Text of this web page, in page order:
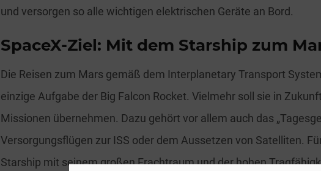
und versorgen so alle wichtigen elektrischen Geräte an Bord.
SpaceX-Ziel: Mit dem Starship zum
Die Reisen zum Mars gemäß dem Interplanetary Transport
einzige Aufgabe der Big Falcon Rocket. Vielmehr soll sie in
Missionen übernehmen. Dazu gehört vor allem auch das
Versorgungsflügen zur ISS oder dem Aussetzen von Satelliten.
Starship mit seinem großen Frachtraum und der hohen